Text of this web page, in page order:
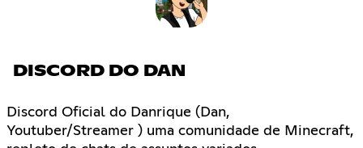
DISCORD DO DAN
Discord Oficial do Danrique (Dan,
Youtuber/Streamer ) uma comunidade de Minecraft,